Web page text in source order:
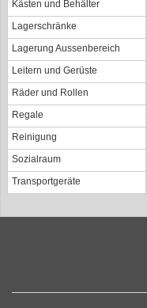
Kästen und Behälter
Lagerschränke
Lagerung Aussenbereich
Leitern und Gerüste
Räder und Rollen
Regale
Reinigung
Sozialraum
Transportgeräte